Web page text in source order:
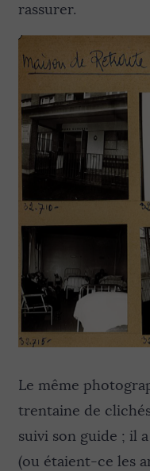
rassurer.
Le même
trentaine de
suivi son guide ; il
(ou étaient-ce les